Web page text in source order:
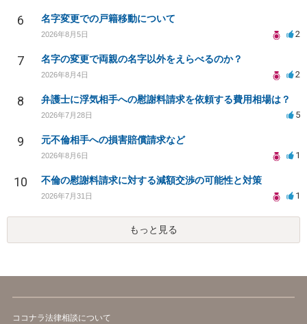
6 名字変更での戸籍移動について
2026年8月5日 2
7 名字の変更で両親の名字以外をえらべるのか？
2026年8月4日 2
8 弁護士に浮気相手への慰謝料請求を依頼する費用相場は？
2026年7月28日 5
9 元不倫相手への損害賠償請求など
2026年8月6日 1
10 不倫の慰謝料請求に対する減額交渉の可能性と対策
2026年7月31日 1
もっと見る
ココナラ法律相談について